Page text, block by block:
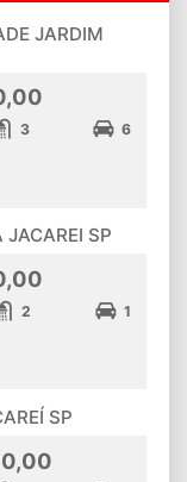
JARDIM
3 6
SP
2 1
SP